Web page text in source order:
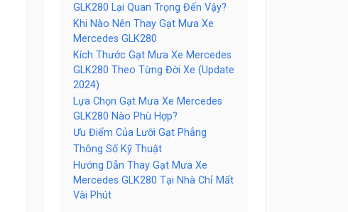
GLK280 Lại Quan Trọng Đến Vậy?
Khi Nào Nên Thay Gạt Mưa Xe
Mercedes GLK280
Kích Thước Gạt Mưa Xe Mercedes
GLK280 Theo Từng Đời Xe (Update
2024)
Lựa Chọn Gạt Mưa Xe Mercedes
GLK280 Nào Phù Hợp?
Ưu Điểm Của Lưỡi Gạt Phẳng
Thông Số Kỹ Thuật
Hướng Dẫn Thay Gạt Mưa Xe
Mercedes GLK280 Tại Nhà Chỉ Mất
Vài Phút